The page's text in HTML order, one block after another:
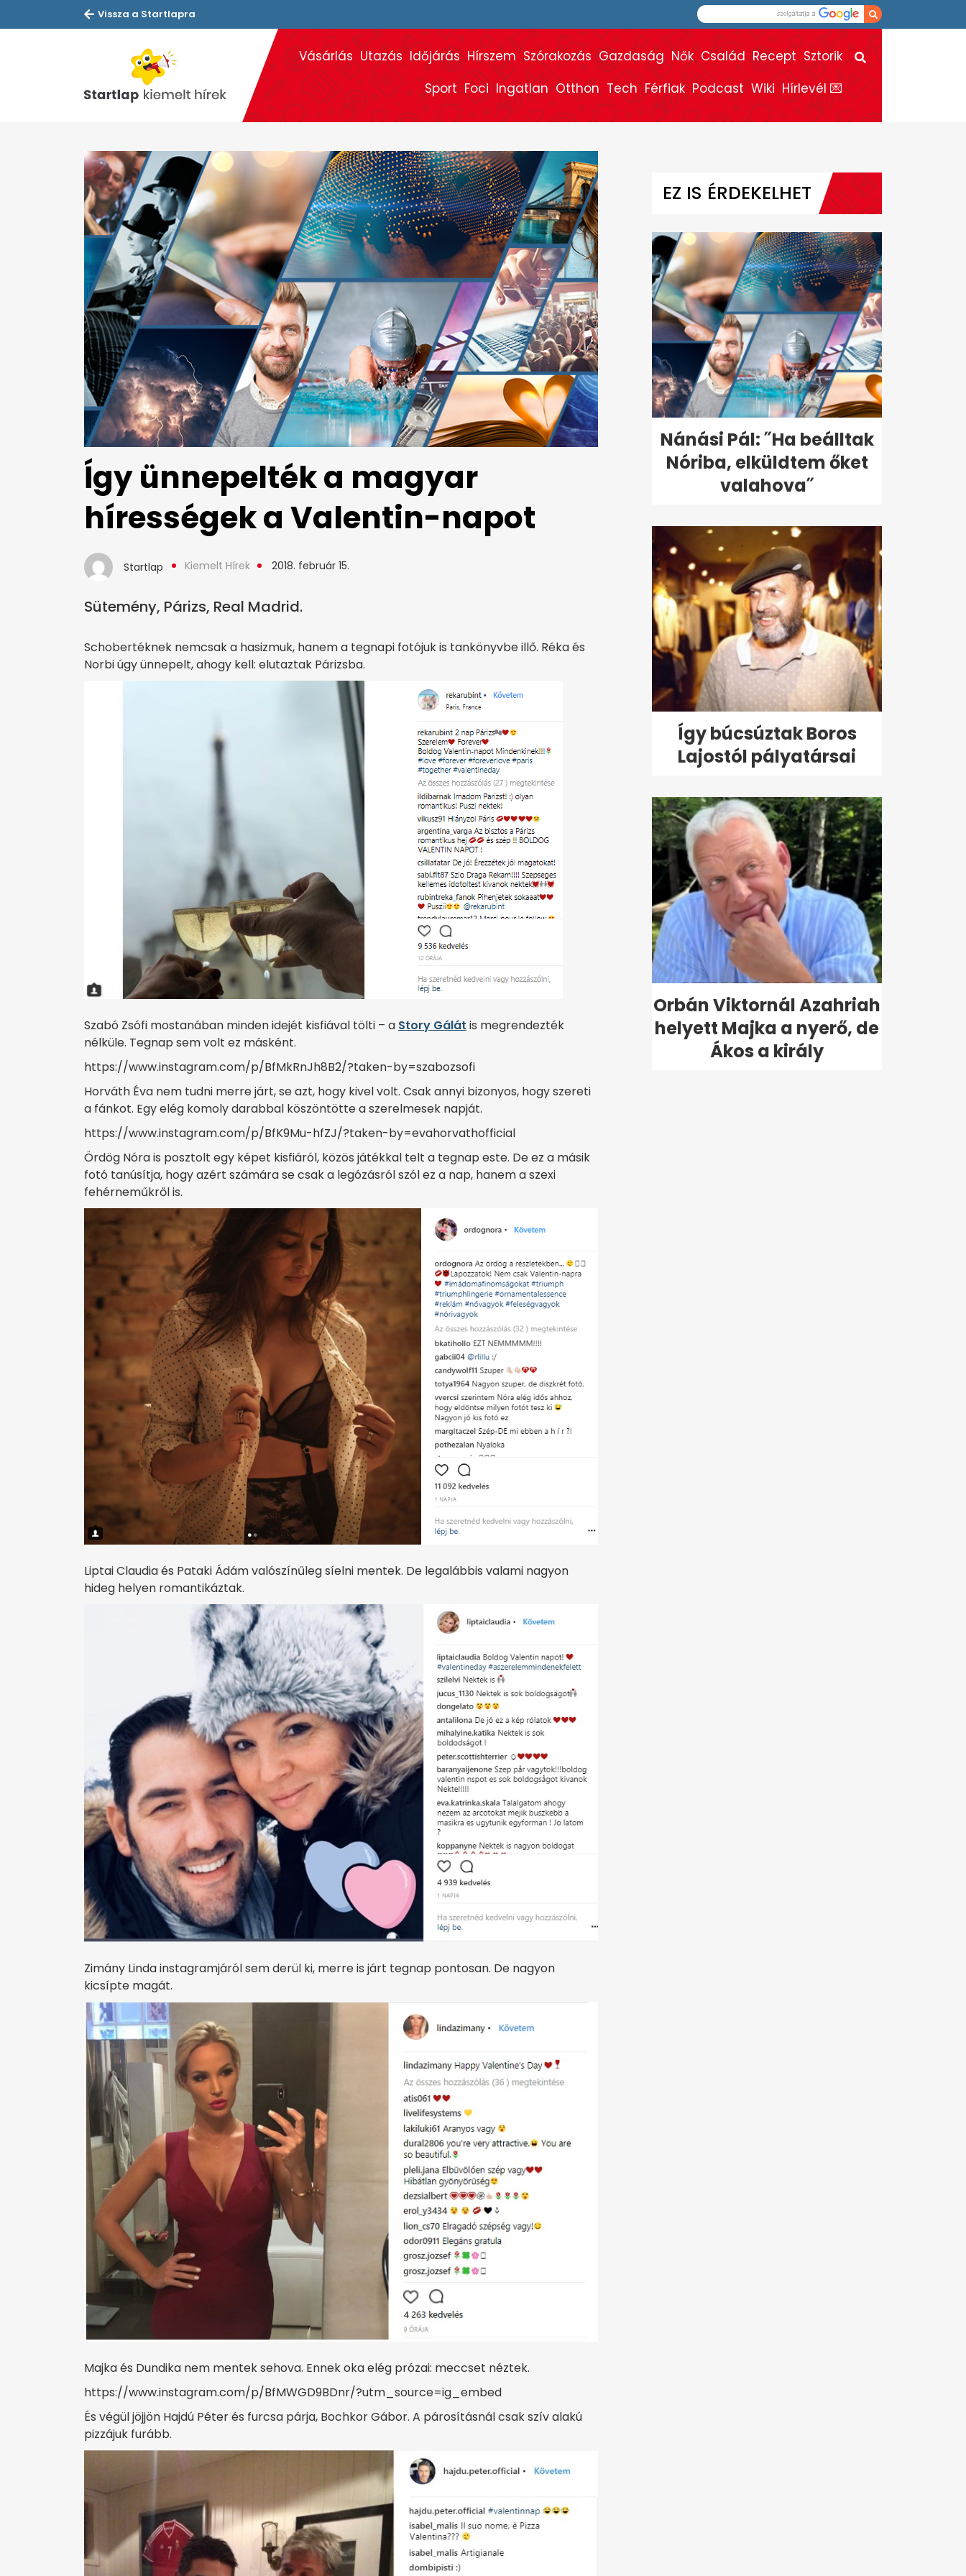
Vissza a Startlapra
Vásárlás Utazás Időjárás Hírszem Szórakozás Gazdaság Nők Család Recept Sztorik
Sport Foci Ingatlan Otthon Tech Férfiak Podcast Wiki Hírlevél 💌
Így ünnepelték a magyar
hírességek a Valentin-napot
Startlap Kiemelt Hírek 2018. február 15.
Sütemény, Párizs, Real Madrid.
Schobertéknek nemcsak a hasizmuk, hanem a tegnapi fotójuk is tankönyvbe illő. Réka és
Norbi úgy ünnepelt, ahogy kell: elutaztak Párizsba.
Szabó Zsófi mostanában minden idejét kisfiával tölti – a Story Gálát is megrendezték
nélküle. Tegnap sem volt ez másként.
https://www.instagram.com/p/BfMkRnJh8B2/?taken-by=szabozsofi
Horváth Éva nem tudni merre járt, se azt, hogy kivel volt. Csak annyi bizonyos, hogy szereti
a fánkot. Egy elég komoly darabbal köszöntötte a szerelmesek napját.
https://www.instagram.com/p/BfK9Mu-hfZJ/?taken-by=evahorvathofficial
Ördög Nóra is posztolt egy képet kisfiáról, közös játékkal telt a tegnap este. De ez a másik
fotó tanúsítja, hogy azért számára se csak a legózásról szól ez a nap, hanem a szexi
fehérneműkről is.
Liptai Claudia és Pataki Ádám valószínűleg síelni mentek. De legalábbis valami nagyon
hideg helyen romantikáztak.
Zimány Linda instagramjáról sem derül ki, merre is járt tegnap pontosan. De nagyon
kicsípte magát.
Majka és Dundika nem mentek sehova. Ennek oka elég prózai: meccset néztek.
https://www.instagram.com/p/BfMWGD9BDnr/?utm_source=ig_embed
És végül jöjjön Hajdú Péter és furcsa párja, Bochkor Gábor. A párosításnál csak szív alakú
pizzájuk furább.
EZ IS ÉRDEKELHET
Nánási Pál: ˝Ha beálltak
Nóriba, elküldtem őket
valahova˝
Így búcsúztak Boros
Lajostól pályatársai
Orbán Viktornál Azahriah
helyett Majka a nyerő, de
Ákos a király